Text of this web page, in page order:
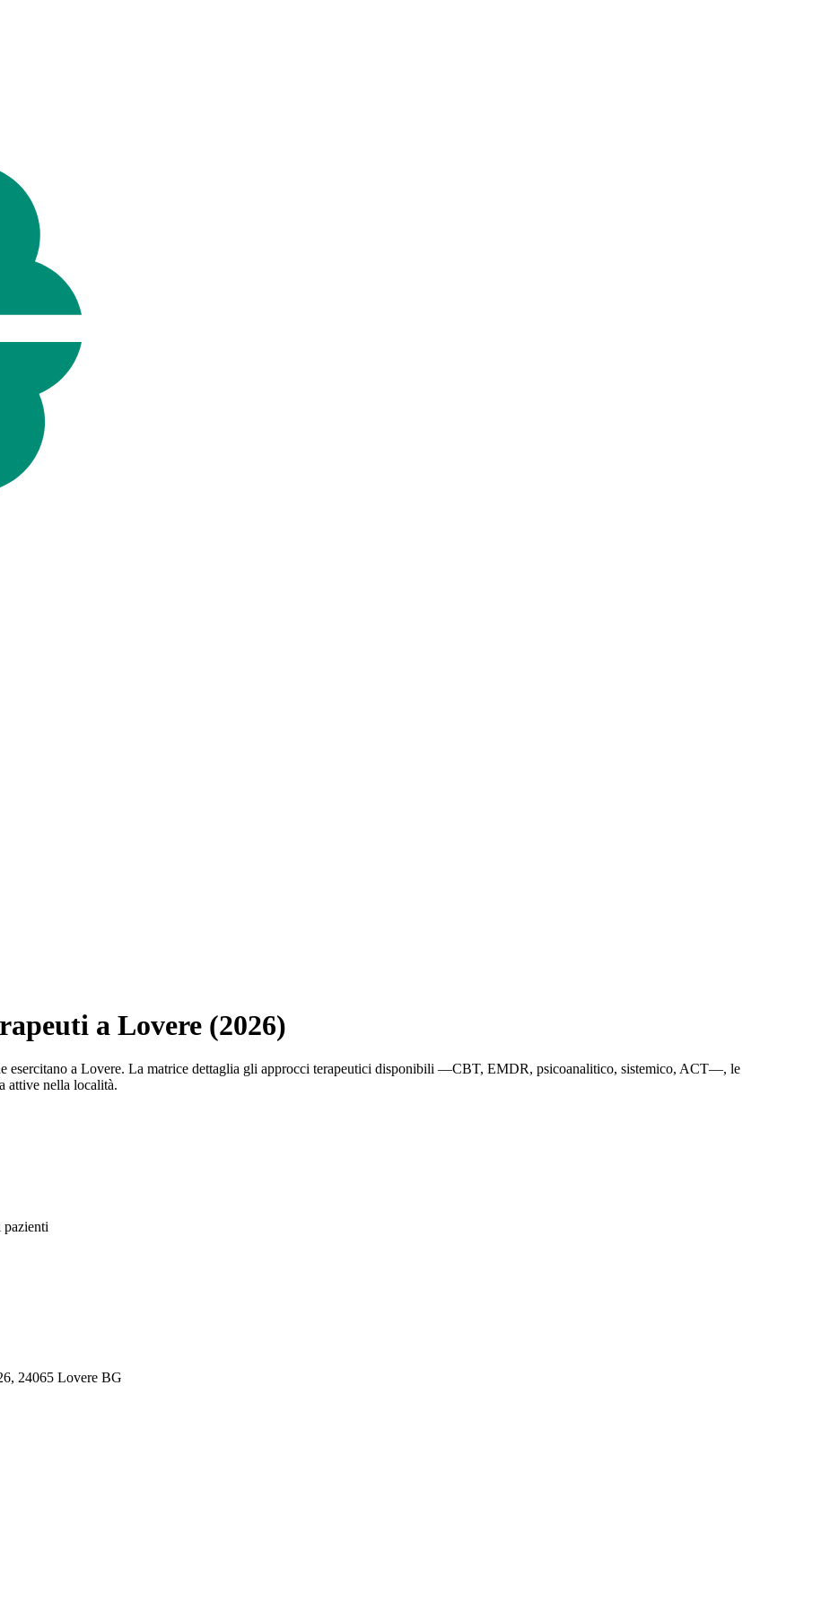
a Lovere (2026)
esercitano a Lovere. La matrice dettaglia gli approcci terapeutici disponibili —CBT, EMDR, psicoanalitico, sistemico, ACT—, le
attive nella località.
pazienti
24065 Lovere BG